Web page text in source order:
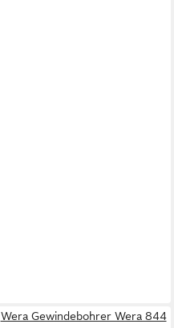
Wera Gewindebohrer Wera 844